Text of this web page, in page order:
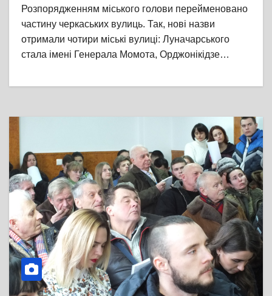
Розпорядженням міського голови перейменовано
частину черкаських вулиць. Так, нові назви
отримали чотири міські вулиці: Луначарського
стала імені Генерала Момота, Орджонікідзе…